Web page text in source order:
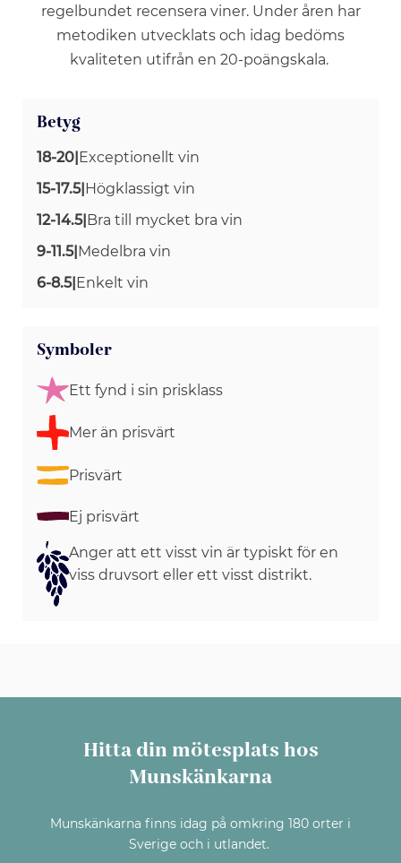
regelbundet recensera viner. Under åren har
metodiken utvecklats och idag bedöms
kvaliteten utifrån en 20-poängskala.
Betyg
18-20 Exceptionellt vin
15-17.5| Högklassigt vin
12-14.5| Bra till mycket bra vin
9-11.5| Medelbra vin
6-8.5| Enkelt vin
Symboler
Ett fynd i sin prisklass
Mer än prisvärt
Prisvärt
Ej prisvärt
Anger att ett visst vin är typiskt för en
viss druvsort eller ett visst distrikt.
Hitta din mötesplats hos
Munskänkarna
Munskänkarna finns idag på omkring 180 orter i
Sverige och i utlandet.